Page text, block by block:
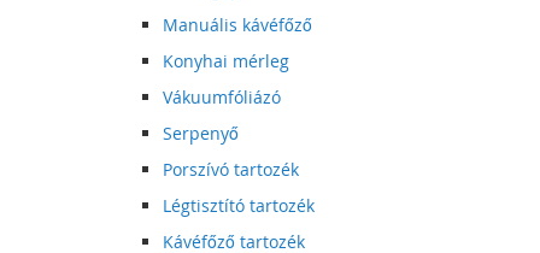
Manuális kávéfőző
Konyhai mérleg
Vákuumfóliázó
Serpenyő
Porszívó tartozék
Légtisztító tartozék
Kávéfőző tartozék